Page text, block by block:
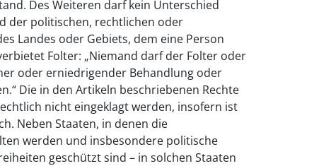
Des Weiteren darf kein Unterschied
der politischen, rechtlichen oder
Landes oder Gebiets, dem eine Person
Folter: „Niemand darf der Folter oder
oder erniedrigender Behandlung oder
Die in den Artikeln beschriebenen Rechte
nicht eingeklagt werden, insofern ist
Neben Staaten, in denen die
werden und insbesondere politische
geschützt sind – in solchen Staaten